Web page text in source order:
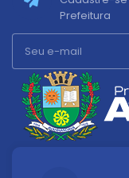
Prefeitura